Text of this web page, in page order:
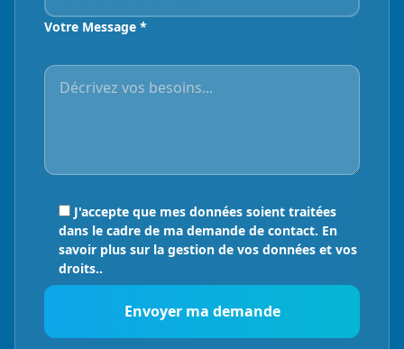
Votre Message *
J'accepte que mes données soient traitées
dans le cadre de ma demande de contact. En
savoir plus sur la gestion de vos données et vos
droits..